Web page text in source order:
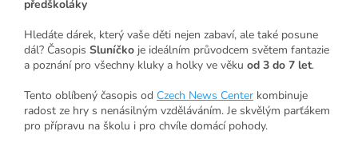
předškoláky
Hledáte dárek, který vaše děti nejen zabaví, ale také posune
dál? Časopis Sluníčko je ideálním průvodcem světem fantazie
a poznání pro všechny kluky a holky ve věku od 3 do 7 let.
Tento oblíbený časopis od Czech News Center kombinuje
radost ze hry s nenásilným vzděláváním. Je skvělým parťákem
pro přípravu na školu i pro chvíle domácí pohody.